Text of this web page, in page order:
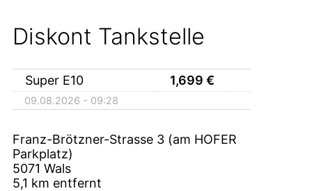
Diskont Tankstelle
Super E10 1,699 €
09.08.2026 - 09:28
Franz-Brötzner-Strasse 3 (am HOFER
Parkplatz)
5071 Wals
5,1 km entfernt